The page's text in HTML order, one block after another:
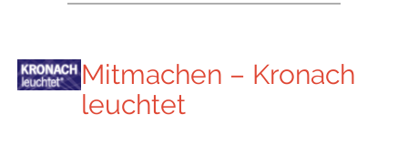
Mitmachen – Kronach
leuchtet